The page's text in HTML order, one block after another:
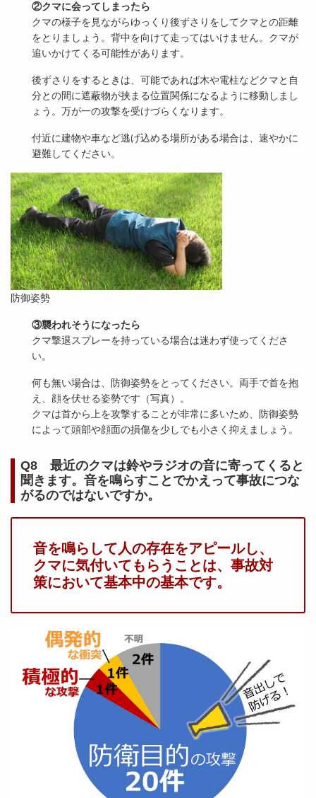
②クマに会ってしまったら
クマの様子を見ながらゆっくり後ずさりをしてクマとの距離
をとりましょう。背中を向けて走ってはいけません。クマが
追いかけてくる可能性があります。
後ずさりをするときは、可能であれば木や電柱などクマと自
分との間に遮蔽物が挟まる位置関係になるように移動しまし
ょう。万が一の攻撃を受けづらくなります。
付近に建物や車など逃げ込める場所がある場合は、速やかに
避難してください。
防御姿勢
③襲われそうになったら
クマ撃退スプレーを持っている場合は迷わず使ってくださ
い。
何も無い場合は、防御姿勢をとってください。両手で首を抱
え、顔を伏せる姿勢です（写真）。
クマは首から上を攻撃することが非常に多いため、防御姿勢
によって頭部や顔面の損傷を少しでも小さく抑えましょう。
Q8 最近のクマは鈴やラジオの音に寄ってくると
聞きます。音を鳴らすことでかえって事故につな
がるのではないですか。
音を鳴らして人の存在をアピールし、
クマに気付いてもらうことは、事故対
策において基本中の基本です。